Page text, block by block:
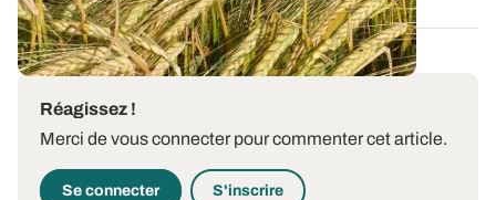
Réagissez !
Merci de vous connecter pour commenter cet article.
Se connecter S'inscrire